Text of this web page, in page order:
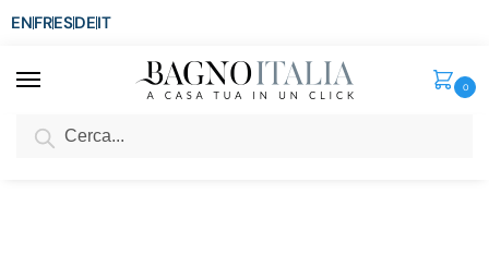
ENFRESDEIT
0
SCONTO del 3%